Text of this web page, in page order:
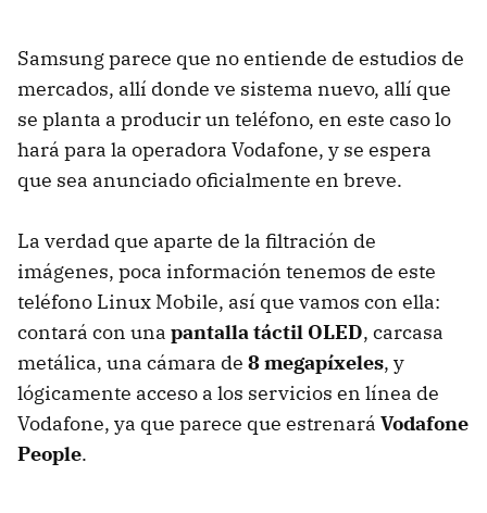
Samsung parece que no entiende de estudios de
mercados, allí donde ve sistema nuevo, allí que
se planta a producir un teléfono, en este caso lo
hará para la operadora Vodafone, y se espera
que sea anunciado oficialmente en breve.
La verdad que aparte de la filtración de
imágenes, poca información tenemos de este
teléfono Linux Mobile, así que vamos con ella:
contará con una pantalla táctil OLED, carcasa
metálica, una cámara de 8 megapíxeles, y
lógicamente acceso a los servicios en línea de
Vodafone, ya que parece que estrenará Vodafone
People.